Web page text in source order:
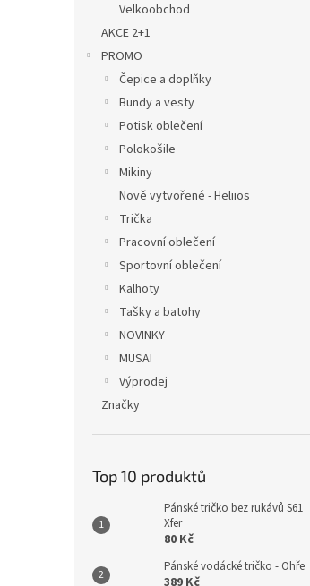
Velkoobchod
AKCE 2+1
PROMO
Čepice a doplňky
Bundy a vesty
Potisk oblečení
Polokošile
Mikiny
Nově vytvořené - Heliios
Trička
Pracovní oblečení
Sportovní oblečení
Kalhoty
Tašky a batohy
NOVINKY
MUSAI
Výprodej
Značky
Top 10 produktů
Pánské tričko bez rukávů S61
Xfer
80 Kč
Pánské vodácké tričko - Ohře
389 Kč